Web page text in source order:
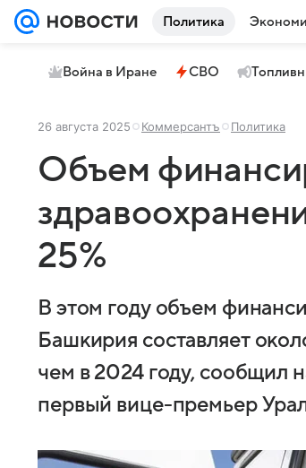
Политика
Война в Иране СВО
26 августа 2025 Коммерсантъ Политика
Объем
25%
В этом году объем
Башкирия составляет
чем в 2024 году, сообщил
первый вице-премьер